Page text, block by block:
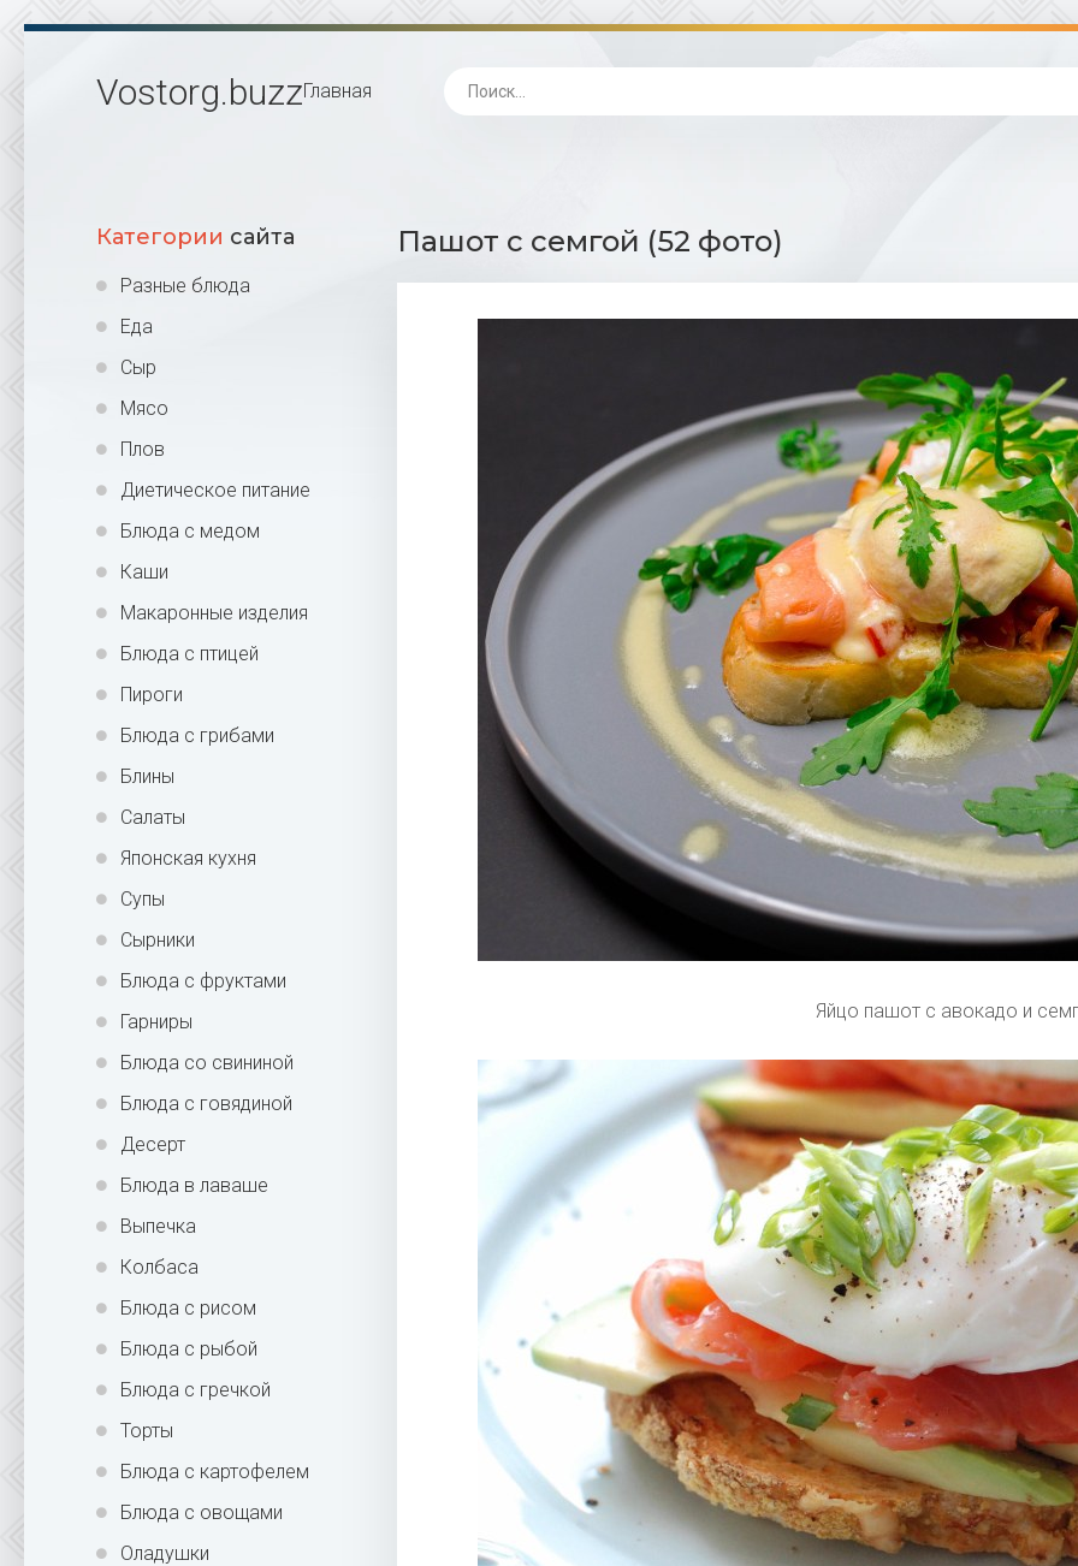
Vostorg.buzzГлавная
Категории сайта
Разные блюда
Еда
Сыр
Мясо
Плов
Диетическое питание
Блюда с медом
Каши
Макаронные изделия
Блюда с птицей
Пироги
Блюда с грибами
Блины
Салаты
Японская кухня
Супы
Сырники
Блюда с фруктами
Гарниры
Блюда со свининой
Блюда с говядиной
Десерт
Блюда в лаваше
Выпечка
Колбаса
Блюда с рисом
Блюда с рыбой
Блюда с гречкой
Торты
Блюда с картофелем
Блюда с овощами
Оладушки
Пашот с семгой (52 фото)
Яйцо пашот с авокадо и